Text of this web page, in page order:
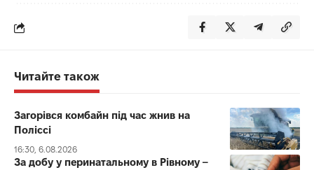
Читайте також
Загорівся комбайн під час жнив на
Поліссі
16:30, 6.08.2026
За добу у перинатальному в Рівному –